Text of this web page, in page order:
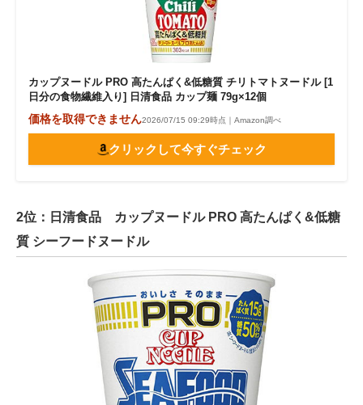
カップヌードル PRO 高たんぱく&低糖質 チリトマトヌードル [1
日分の食物繊維入り] 日清食品 カップ麺 79g×12個
価格を取得できません2026/07/15 09:29時点｜Amazon調べ
クリックして今すぐチェック
2位：日清食品 カップヌードル PRO 高たんぱく&低糖
質 シーフードヌードル